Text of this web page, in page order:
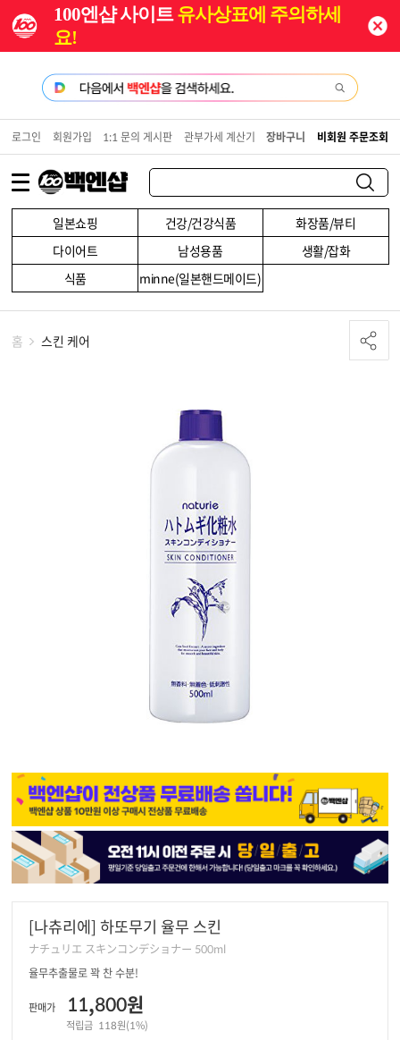
100엔샵 사이트유사상표에 주의하세
요!
일본쇼핑 건강/건강식품
화장품/뷰티
다이어트
남성용품
생활/잡화
식품
minne(일본핸드메이드)
로그인 회원가입 1:1 문의 게시판 관부가세 계산기 장바구니 비회원 주문조회
홈 스킨 케어
[나츄리에] 하또무기 율무 스킨
ナチュリエ スキンコンデショナー 500ml
율무추출물로 꽉 찬 수분!
판매가 11,800원
적립금 118원(1%)